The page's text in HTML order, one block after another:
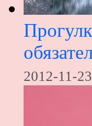
2012-11-